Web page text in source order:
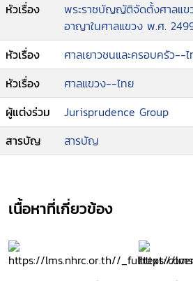
หัวเรื่อง
พระราชบัญญัติจัดตั้งศาลแข
อาญาในศาลแขวง พ.ศ.
หัวเรื่อง
ศาลเยาวชนและครอบครัว--
หัวเรื่อง
ศาลแขวง--ไทย
ผู้แต่งร่วม
Jurisprudence Group
สารบัญ
สารบัญ
เนื้อหาที่เกี่ยวข้อง